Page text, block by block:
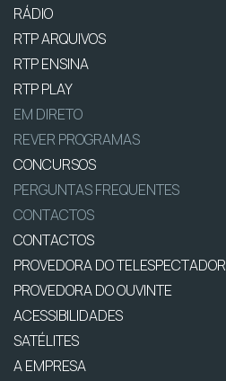
RÁDIO
RTP ARQUIVOS
RTP ENSINA
RTP PLAY
EM DIRETO
REVER PROGRAMAS
CONCURSOS
PERGUNTAS FREQUENTES
CONTACTOS
CONTACTOS
PROVEDORA DO TELESPECTADOR
PROVEDORA DO OUVINTE
ACESSIBILIDADES
SATÉLITES
A EMPRESA